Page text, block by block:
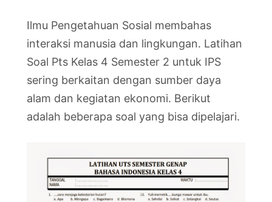
Ilmu Pengetahuan Sosial membahas
interaksi manusia dan lingkungan. Latihan
Soal Pts Kelas 4 Semester 2 untuk IPS
sering berkaitan dengan sumber daya
alam dan kegiatan ekonomi. Berikut
adalah beberapa soal yang bisa dipelajari.